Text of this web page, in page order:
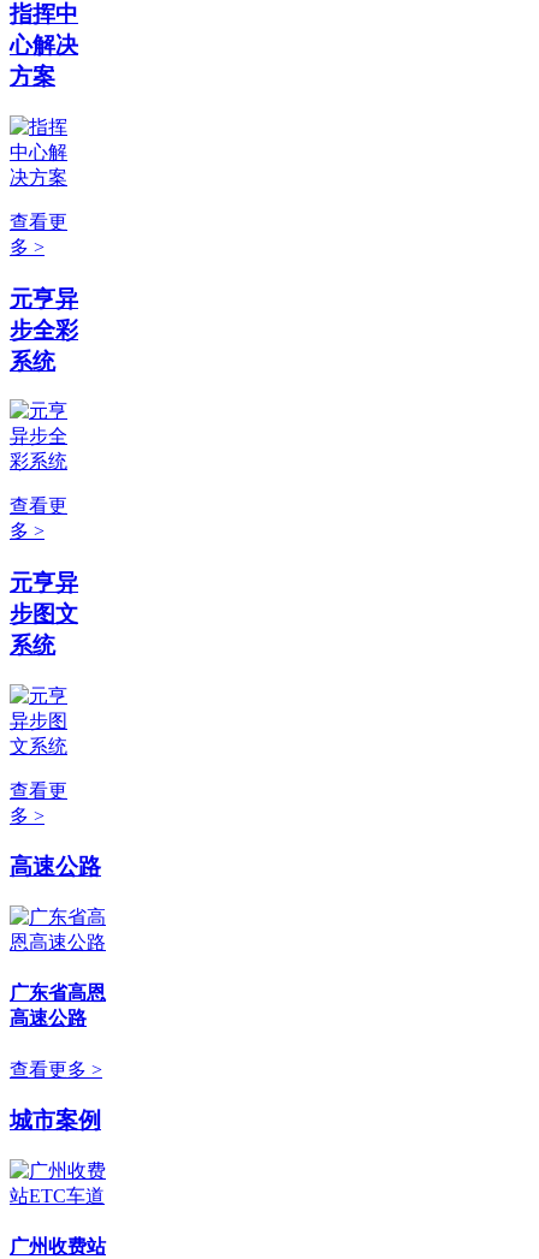
指挥中
心解决
方案
查看更
多 >
元亨异
步全彩
系统
查看更
多 >
元亨异
步图文
系统
查看更
多 >
高速公路
广东省高恩
高速公路
查看更多 >
城市案例
广州收费站